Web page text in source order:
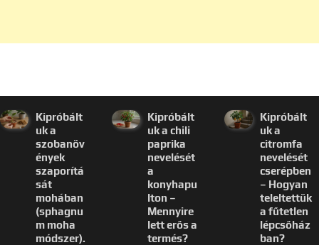
Kipróbált
uk a
szobanöv
ények
szaporítá
sát
mohában
(sphagnu
m moha
módszer).
Kipróbált
uk a chili
paprika
nevelését
a
konyhapu
lton –
Mennyire
lett erős a
termés?
Kipróbált
uk a
citromfa
nevelését
cserépben
– Hogyan
teleltettük
a fűtetlen
lépcsőház
ban?